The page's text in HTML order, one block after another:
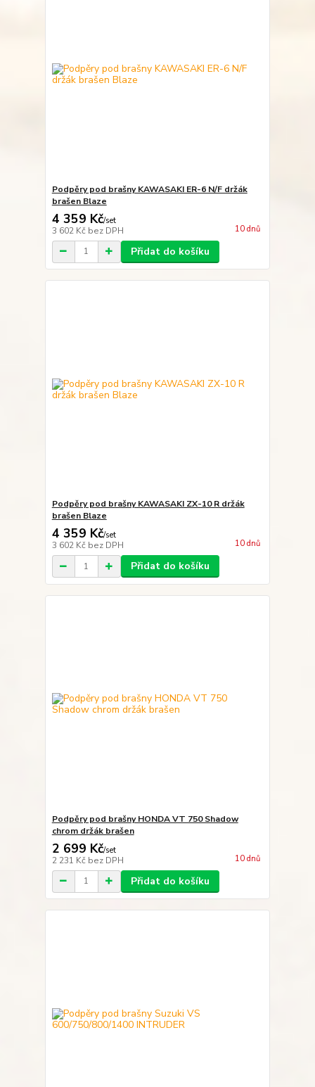
Podpěry pod brašny KAWASAKI ER-6 N/F držák
brašen Blaze
4 359 Kč/set
3 602 Kč bez DPH 10 dnů
Přidat do košíku
Podpěry pod brašny KAWASAKI ZX-10 R držák
brašen Blaze
4 359 Kč/set
3 602 Kč bez DPH 10 dnů
Přidat do košíku
Podpěry pod brašny HONDA VT 750 Shadow
chrom držák brašen
2 699 Kč/set
2 231 Kč bez DPH 10 dnů
Přidat do košíku